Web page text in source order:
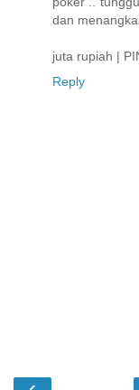
dan
juta rupiah |
Reply